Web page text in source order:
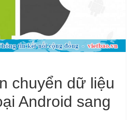
chuyển dữ liệu
Android sang